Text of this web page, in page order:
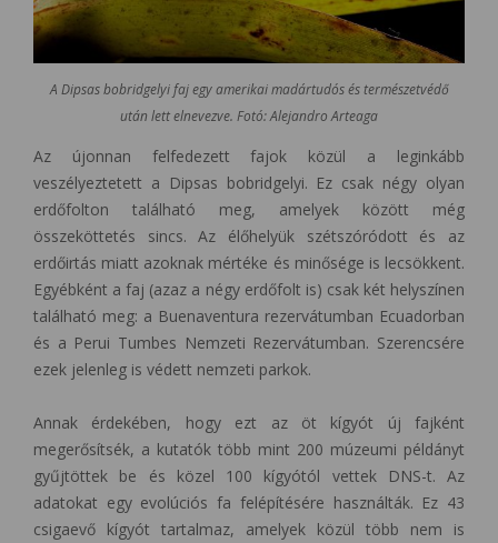
A Dipsas bobridgelyi faj egy amerikai madártudós és természetvédő
után lett elnevezve. Fotó: Alejandro Arteaga
Az újonnan felfedezett fajok közül a leginkább
veszélyeztetett a Dipsas bobridgelyi. Ez csak négy olyan
erdőfolton található meg, amelyek között még
összeköttetés sincs. Az élőhelyük szétszóródott és az
erdőirtás miatt azoknak mértéke és minősége is lecsökkent.
Egyébként a faj (azaz a négy erdőfolt is) csak két helyszínen
található meg: a Buenaventura rezervátumban Ecuadorban
és a Perui Tumbes Nemzeti Rezervátumban. Szerencsére
ezek jelenleg is védett nemzeti parkok.
Annak érdekében, hogy ezt az öt kígyót új fajként
megerősítsék, a kutatók több mint 200 múzeumi példányt
gyűjtöttek be és közel 100 kígyótól vettek DNS-t. Az
adatokat egy evolúciós fa felépítésére használták. Ez 43
csigaevő kígyót tartalmaz, amelyek közül több nem is